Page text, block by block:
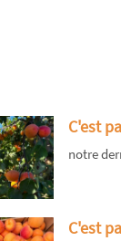
C'est
notre
C'est